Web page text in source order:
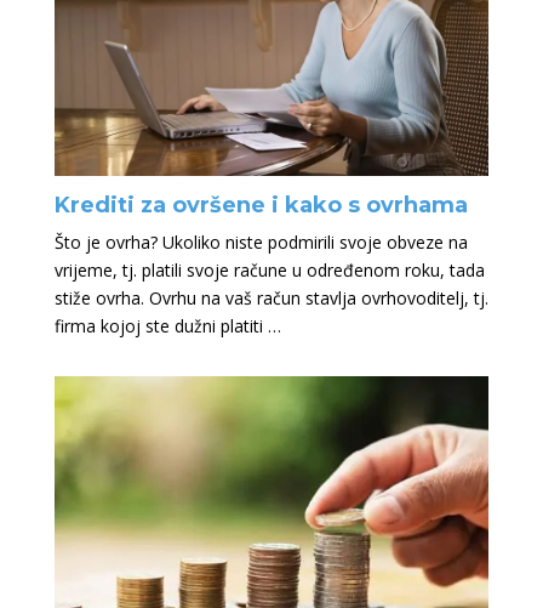
Krediti za ovršene i kako s ovrhama
Što je ovrha? Ukoliko niste podmirili svoje obveze na
vrijeme, tj. platili svoje račune u određenom roku, tada
stiže ovrha. Ovrhu na vaš račun stavlja ovrhovoditelj, tj.
firma kojoj ste dužni platiti …